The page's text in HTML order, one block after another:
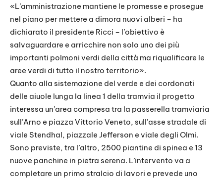
«L’amministrazione mantiene le promesse e prosegue
nel piano per mettere a dimora nuovi alberi – ha
dichiarato il presidente Ricci – l’obiettivo è
salvaguardare e arricchire non solo uno dei più
importanti polmoni verdi della città ma riqualificare le
aree verdi di tutto il nostro territorio».
Quanto alla sistemazione del verde e dei cordonati
delle aiuole lunga la linea 1 della tramvia il progetto
interessa un’area compresa tra la passerella tramviaria
sull’Arno e piazza Vittorio Veneto, sull’asse stradale di
viale Stendhal, piazzale Jefferson e viale degli Olmi.
Sono previste, tra l’altro, 2500 piantine di spinea e 13
nuove panchine in pietra serena. L’intervento va a
completare un primo stralcio di lavori e prevede uno